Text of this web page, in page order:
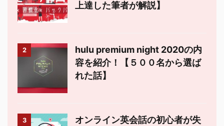
上達した筆者が解説】
2
hulu premium night 2020の内
容を紹介！【５００名から選ば
れた話】
3
オンライン英会話の初心者が失